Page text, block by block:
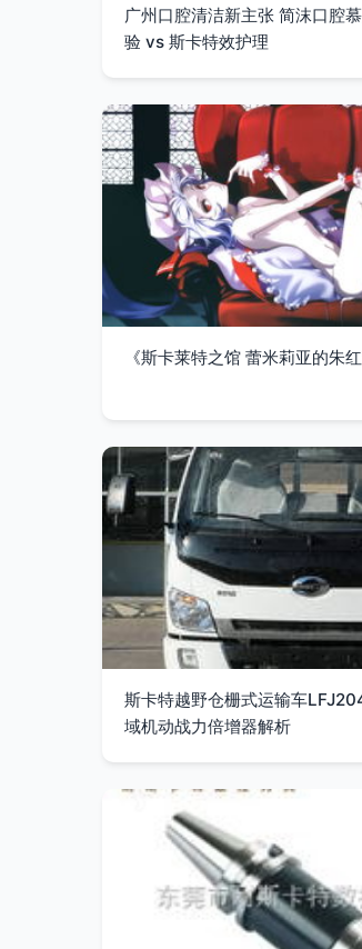
广州口腔清洁新主张 简沫口腔
验 vs 斯卡特效护理
《斯卡莱特之馆 蕾米莉亚的朱红
斯卡特越野仓栅式运输车
域机动战力倍增器解析